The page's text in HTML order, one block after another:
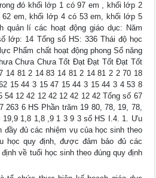
đó khối lớp 1 có 97 em , khối lớp 2
em, khối lớp 4 có 53 em, khối lớp 5
quản lí các hoạt động giáo dục: Năm
lớp: 14 Tổng số HS: 336 Thái độ học
Phẩm chất hoạt động phong Số năng
Chưa Chưa Tốt Đạt Đạt Tốt Đạt Tốt
14 81 2 14 83 14 81 2 14 81 2 2 70 18
15 44 3 15 47 15 44 3 15 44 3 4 53 8
54 12 42 12 42 12 42 12 42 Tổng số 67
263 6 HS Phần trăm 19 80, 78, 19, 78,
19,9 1,8 1,8 ,9 1 3 9 3 số HS I.4. 1. Ưu
đầy đủ các nhiệm vụ của học sinh theo
học quy định, được đảm bảo đủ các
về tuổi học sinh theo đúng quy định